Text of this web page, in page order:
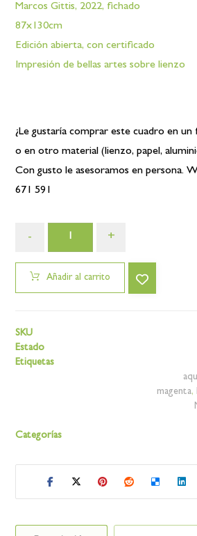
Marcos Gittis, 2022, fichado
87x130cm
Edición abierta, con certificado
Impresión de bellas artes sobre lienzo
¿Le gustaría comprar este cuadro en
o en otro material (lienzo, papel,
Con gusto le asesoramos en persona.
671 591
- +
Añadir al carrito
SKU
Estado
Etiquetas
magenta,
Categorías